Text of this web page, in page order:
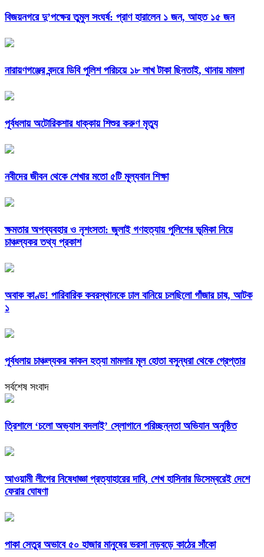
বিজয়নগরে দু’পক্ষের তুমুল সংঘর্ষ: প্রাণ হারালেন ১ জন, আহত ১৫ জন
নারায়ণগঞ্জের বন্দরে ডিবি পুলিশ পরিচয়ে ১৮ লাখ টাকা ছিনতাই, থানায় মামলা
পূর্বধলায় অটোরিকশার ধাক্কায় শিশুর করুণ মৃত্যু
নবীদের জীবন থেকে শেখার মতো ৫টি মূল্যবান শিক্ষা
ক্ষমতার অপব্যবহার ও নৃশংসতা: জুলাই গণহত্যায় পুলিশের ভূমিকা নিয়ে
চাঞ্চল্যকর তথ্য প্রকাশ
অবাক কাণ্ড! পারিবারিক কবরস্থানকে ঢাল বানিয়ে চলছিলো গাঁজার চাষ, আটক
১
পূর্বধলায় চাঞ্চল্যকর কাকন হত্যা মামলার মূল হোতা বসুন্ধরা থেকে গ্রেপ্তার
সর্বশেষ সংবাদ
‎ত্রিশালে ‘চলো অভ্যাস বদলাই’ স্লোগানে পরিচ্ছন্নতা অভিযান অনুষ্ঠিত
আওয়ামী লীগের নিষেধাজ্ঞা প্রত্যাহারের দাবি, শেখ হাসিনার ডিসেম্বরেই দেশে
ফেরার ঘোষণা
পাকা সেতুর অভাবে ৫০ হাজার মানুষের ভরসা নড়বড়ে কাঠের সাঁকো